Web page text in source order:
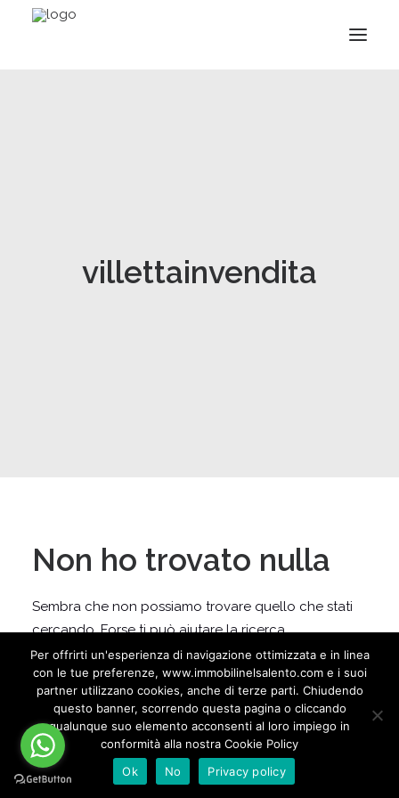
villettainvendita
Non ho trovato nulla
Sembra che non possiamo trovare quello che stati
cercando. Forse ti può aiutare la ricerca.
Per offrirti un'esperienza di navigazione ottimizzata e in linea
con le tue preferenze, www.immobilinelsalento.com e i suoi
partner utilizzano cookies, anche di terze parti. Chiudendo
questo banner, scorrendo questa pagina o cliccando
qualunque suo elemento acconsenti al loro impiego in
conformità alla nostra Cookie Policy
Ok
No Privacy policy